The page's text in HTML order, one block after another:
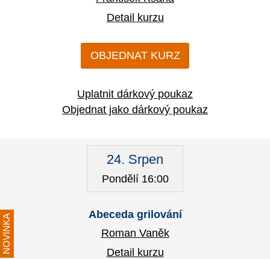
Detail kurzu
OBJEDNAT KURZ
Uplatnit dárkový poukaz
Objednat jako dárkový poukaz
24. Srpen
Pondělí 16:00
NOVINKA
Abeceda grilování
Roman Vaněk
Detail kurzu